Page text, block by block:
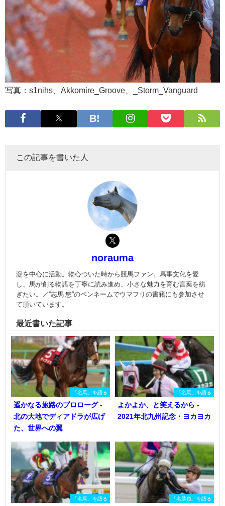
写真：s1nihs、Akkomire_Groove、_Storm_Vanguard
この記事を書いた人
norauma
淀を中心に活動。物心ついた時から競馬ファン。馬事文化を愛
し、馬が創る物語を丁寧に読み進め、小さな魅力を育む言葉を紡
ぎたい。／”志馬 悠”のペンネームでウマフリの書籍にも参加させ
て頂いています。
最近書いた記事
「名馬」を語る
遥かなる旅路のプロローグ -
北の大地でディアドラが広げ
た、世界への翼
「名馬」を語る
よかよか、と笑えるから -
2021年北九州記念・ヨカヨカ
「名馬」を語る 「名勝負」を語る